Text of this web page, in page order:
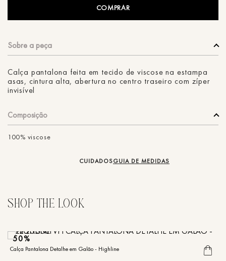
COMPRAR
Calça pantalona feita em tecido de viscose na estampa
asas, cintura alta, abertura no centro traseiro com zíper
invisível
Composição
100% viscose
CUIDADOSGUIA DE MEDIDAS
50%
Calça Pantalona Detalhe em Galão - Highline